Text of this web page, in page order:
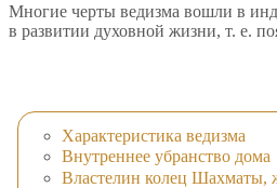
Многие черты ведизма вошли в
в развитии духовной жизни, т. е.
Характеристика ведизма
Внутреннее убранство дома
Властелин колец Шахматы,